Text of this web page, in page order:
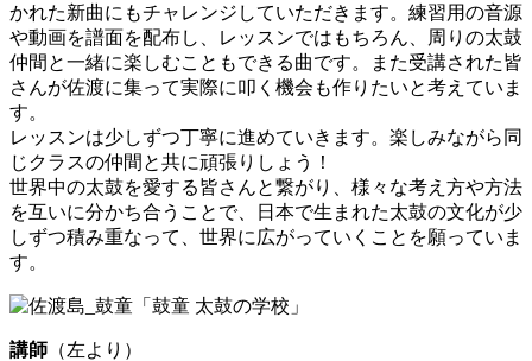
かれた新曲にもチャレンジしていただきます。練習用の音源
や動画を譜面を配布し、レッスンではもちろん、周りの太鼓
仲間と一緒に楽しむこともできる曲です。また受講された皆
さんが佐渡に集って実際に叩く機会も作りたいと考えていま
す。
レッスンは少しずつ丁寧に進めていきます。楽しみながら同
じクラスの仲間と共に頑張りしょう！
世界中の太鼓を愛する皆さんと繋がり、様々な考え方や方法
を互いに分かち合うことで、日本で生まれた太鼓の文化が少
しずつ積み重なって、世界に広がっていくことを願っていま
す。
講師 （左より）